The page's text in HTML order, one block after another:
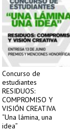
Concurso de
estudiantes
RESIDUOS:
COMPROMISO Y
VISIÓN CREATIVA
“Una lámina, una
idea”